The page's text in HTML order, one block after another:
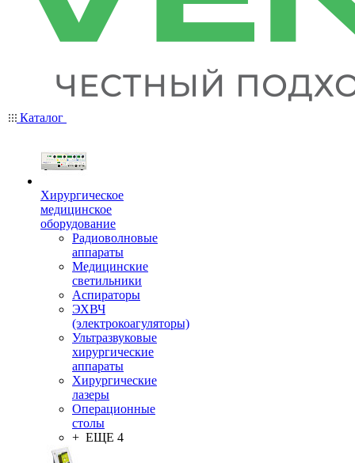
Каталог
Хирургическое
медицинское
оборудование
Радиоволновые
аппараты
Медицинские
светильники
Аспираторы
ЭХВЧ
(электрокоагуляторы)
Ультразвуковые
хирургические
аппараты
Хирургические
лазеры
Операционные
столы
+ ЕЩЕ 4